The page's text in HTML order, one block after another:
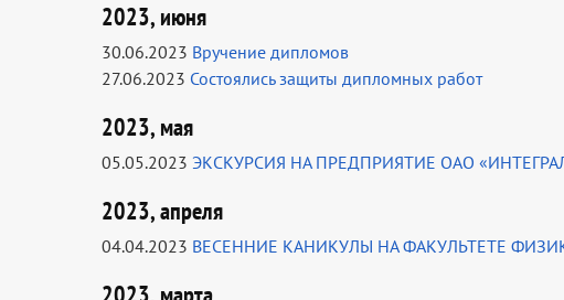
2023, июня
30.06.2023 Вручение дипломов
27.06.2023 Состоялись защиты дипломных работ
2023, мая
05.05.2023 ЭКСКУРСИЯ НА ПРЕДПРИЯТИЕ ОАО
2023, апреля
04.04.2023 ВЕСЕННИЕ КАНИКУЛЫ НА ФАКУЛЬТЕТЕ